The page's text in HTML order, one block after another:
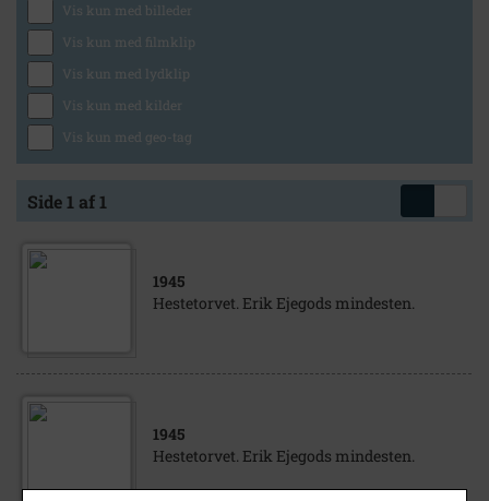
Vis kun med billeder
Vis kun med filmklip
Vis kun med lydklip
Vis kun med kilder
Vis kun med geo-tag
Side 1 af 1
1945
Hestetorvet. Erik Ejegods mindesten.
1945
Hestetorvet. Erik Ejegods mindesten.